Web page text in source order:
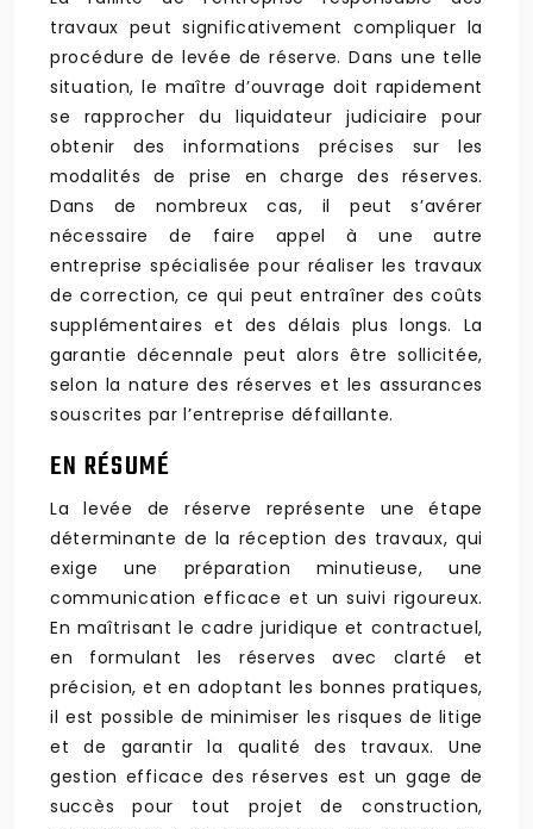
travaux peut significativement compliquer la
procédure de levée de réserve. Dans une telle
situation, le maître d’ouvrage doit rapidement
se rapprocher du liquidateur judiciaire pour
obtenir des informations précises sur les
modalités de prise en charge des réserves.
Dans de nombreux cas, il peut s’avérer
nécessaire de faire appel à une autre
entreprise spécialisée pour réaliser les travaux
de correction, ce qui peut entraîner des coûts
supplémentaires et des délais plus longs. La
garantie décennale peut alors être sollicitée,
selon la nature des réserves et les assurances
souscrites par l’entreprise défaillante.
EN RÉSUMÉ
La levée de réserve représente une étape
déterminante de la réception des travaux, qui
exige une préparation minutieuse, une
communication efficace et un suivi rigoureux.
En maîtrisant le cadre juridique et contractuel,
en formulant les réserves avec clarté et
précision, et en adoptant les bonnes pratiques,
il est possible de minimiser les risques de litige
et de garantir la qualité des travaux. Une
gestion efficace des réserves est un gage de
succès pour tout projet de construction,